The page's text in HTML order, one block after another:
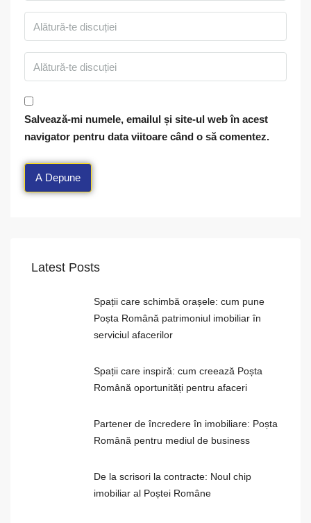
Salvează-mi numele, emailul și site-ul web în acest
navigator pentru data viitoare când o să comentez.
Latest Posts
Spații care schimbă orașele: cum pune
Poșta Română patrimoniul imobiliar în
serviciul afacerilor
Spații care inspiră: cum creează Poșta
Română oportunități pentru afaceri
Partener de încredere în imobiliare: Poșta
Română pentru mediul de business
De la scrisori la contracte: Noul chip
imobiliar al Poștei Române